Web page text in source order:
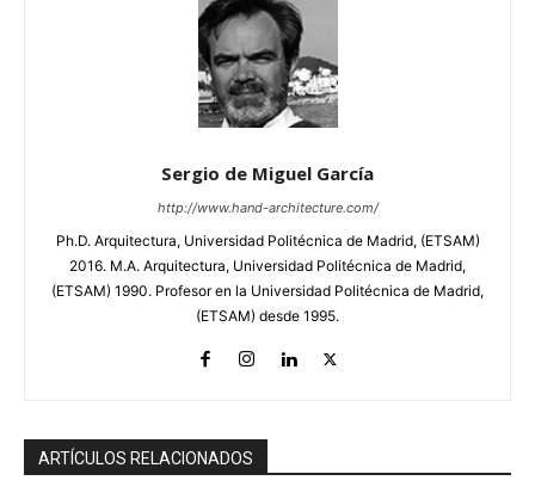
Sergio de Miguel García
http://www.hand-architecture.com/
Ph.D. Arquitectura, Universidad Politécnica de Madrid, (ETSAM)
2016. M.A. Arquitectura, Universidad Politécnica de Madrid,
(ETSAM) 1990. Profesor en la Universidad Politécnica de Madrid,
(ETSAM) desde 1995.
ARTÍCULOS RELACIONADOS